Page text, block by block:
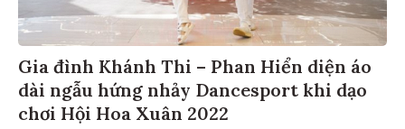
Gia đình Khánh Thi – Phan Hiển diện áo
dài ngẫu hứng nhảy Dancesport khi dạo
chơi Hội Hoa Xuân 2022